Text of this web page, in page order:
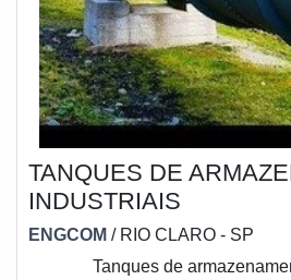
TANQUES DE
INDUSTRIAIS
ENGCOM / RIO CLARO - SP
Tanques de